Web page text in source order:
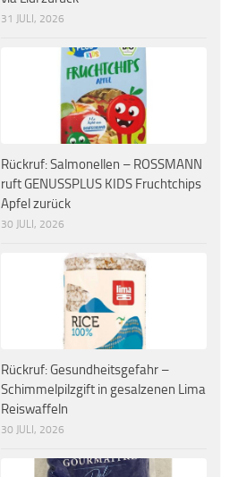
31 JULI, 2026
Rückruf: Salmonellen – ROSSMANN
ruft GENUSSPLUS KIDS Fruchtchips
Apfel zurück
30 JULI, 2026
Rückruf: Gesundheitsgefahr –
Schimmelpilzgift in gesalzenen Lima
Reiswaffeln
30 JULI, 2026